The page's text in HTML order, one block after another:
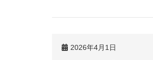
2026年4月1日